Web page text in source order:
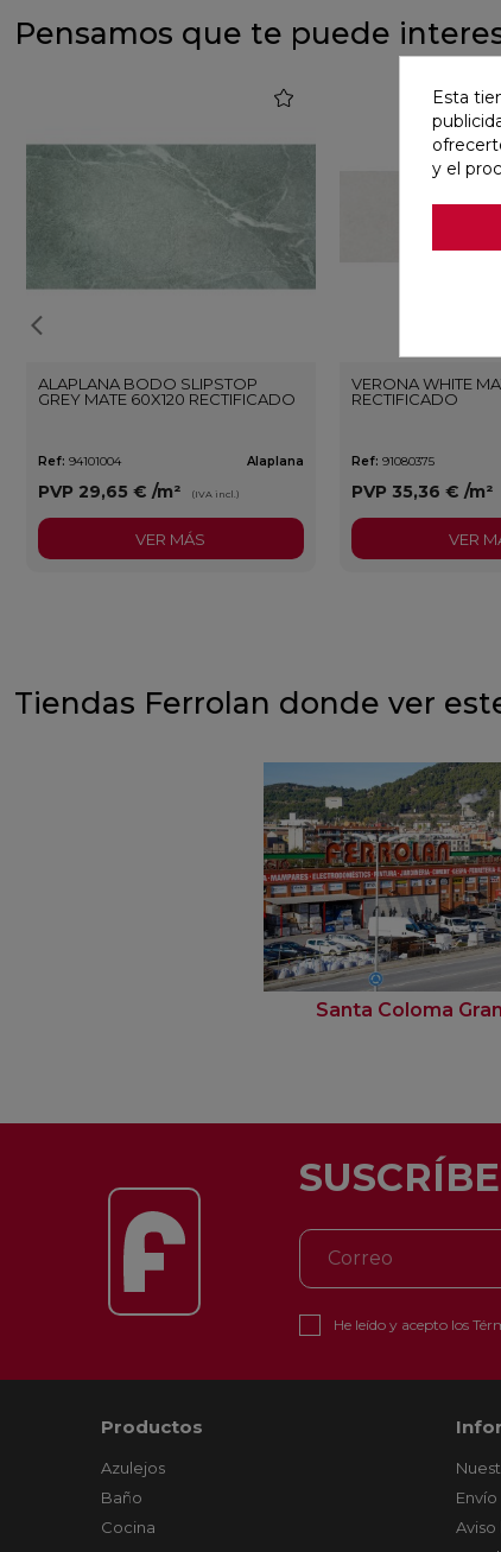
Pensamos que te puede
ALAPLANA BODO SLIPSTOP
GREY MATE 60X120 RECTIFICADO
Ref: 94101004 Alaplana
PVP 29,65 € /m² (IVA incl.)
favorite
VER MÁS
VERONA WHITE
RECTIFICADO
Ref: 91080375
PVP 35,36 € /m²
VER
Tiendas Ferrolan donde ver
Santa Coloma
He leído y acepto los
Productos
Azulejos
Baño
Cocina
Envío
Aviso
Esta
y el